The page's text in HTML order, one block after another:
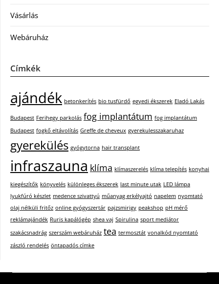
Vásárlás
Webáruház
Címkék
ajándék betonkerítés bio tusfürdő egyedi ékszerek Eladó Lakás
Budapest Ferihegy parkolás fog implantátum fog implantátum
Budapest fogkő eltávolítás Greffe de cheveux gyerekulesszakaruhaz
gyerekülés gyógytorna hair transplant
infraszauna klíma klímaszerelés klíma telepítés konyhai
kiegészítők könyvelés különleges ékszerek last minute utak LED lámpa
lyukfúró készlet medence szivattyú műanyag erkélyajtó napelem nyomtató
olaj nélküli fritőz online gyógyszertár pajzsmirigy peakshop pH mérő
reklámajándék Ruris kapálógép shea vaj Spirulina sport mediátor
szakácsnadrág szerszám webáruház tea termosztát vonalkód nyomtató
zászló rendelés öntapadós címke